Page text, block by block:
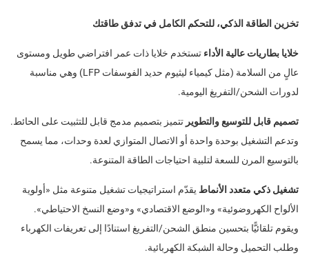
تخزين الطاقة الذكي، للتحكم الكامل في تدفق طاقتك
خلايا بطاريات عالية الأداء تستخدم خلايا ذات عمر افتراضي طويل ومستوى
عالٍ من السلامة (مثل كيمياء ليثيوم حديد الفوسفات LFP) وهي مناسبة
لدورات الشحن/التفريغ اليومية.
تصميم قابل للتوسيع والتطوير تتميز بتصميم مدمج قابل للتثبيت على الحائط.
وتدعم التشغيل بوحدة واحدة أو الاتصال المتوازي لعدة وحدات، مما يسمح
بالتوسيع المرن للسعة لتلبية احتياجات الطاقة المتنوعة.
تشغيل ذكي متعدد الأنماط يقدّم استراتيجيات تشغيل متنوعة مثل «أولوية
الألواح الكهروضوئية» و«الوضع الاقتصادي» و«وضع النسخ الاحتياطي».
ويقوم تلقائيًّا بتحسين منطق الشحن/التفريغ استنادًا إلى تعريفات الكهرباء
وطلب التحميل وحالة الشبكة الكهربائية.